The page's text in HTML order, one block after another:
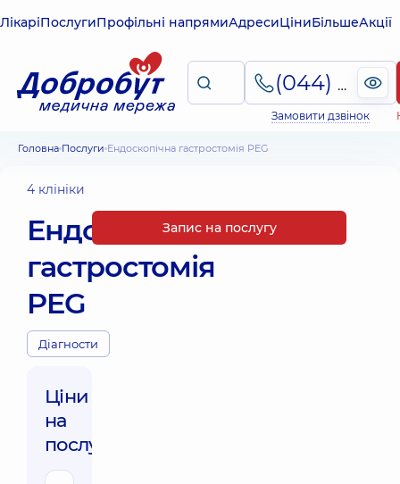
ЛікаріПослугиПрофільні напрямиАдресиЦіниБільшеАкції
(044) 495-2-888
Замовити дзвінок
Головна Послуги Ендоскопічна гастростомія PEG
4 клініки
Ендоскопічна
гастростомія
PEG
Діагности
Ціни
на
послуги:
Запис на послугу